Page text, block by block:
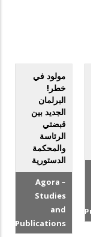
مولود في
خطر!
البرلمان
الجديد بين
قبضتي
الرئاسة
والمحكمة
الدستورية
Agora –
Studies
and
Publications